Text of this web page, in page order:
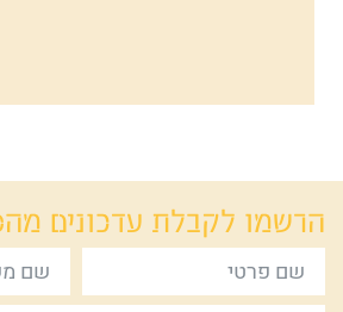
הרשמו לקבלת עדכונים